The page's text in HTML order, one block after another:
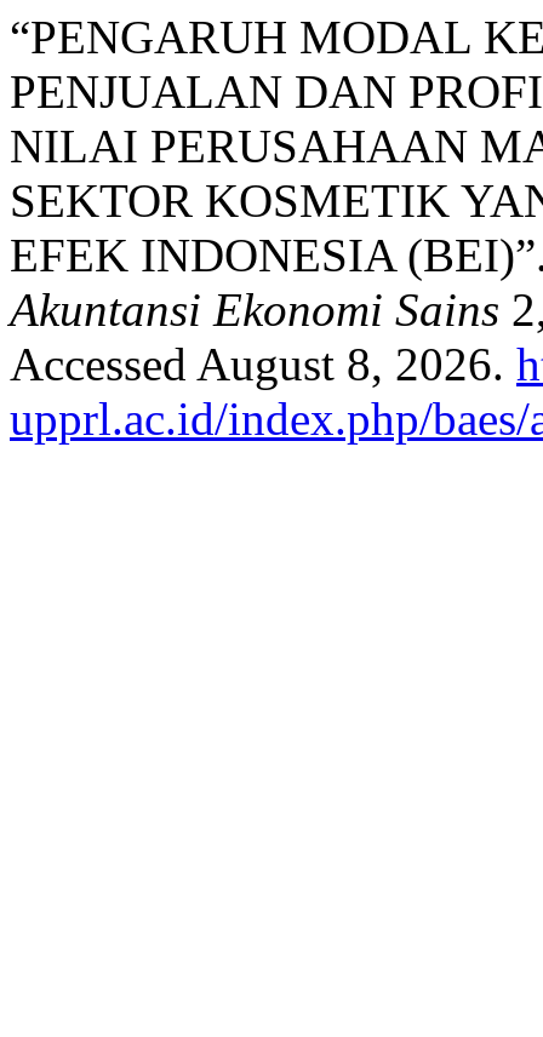
“PENGARUH MODAL
PENJUALAN DAN
NILAI PERUSAHAAN
SEKTOR KOSMETIK
EFEK INDONESIA
Akuntansi Ekonomi Sains
Accessed August 8, 2026.
upprl.ac.id/index.php/